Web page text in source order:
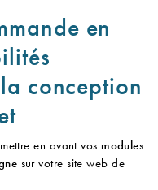
en
conception
en avant vos modules
sur votre site web de